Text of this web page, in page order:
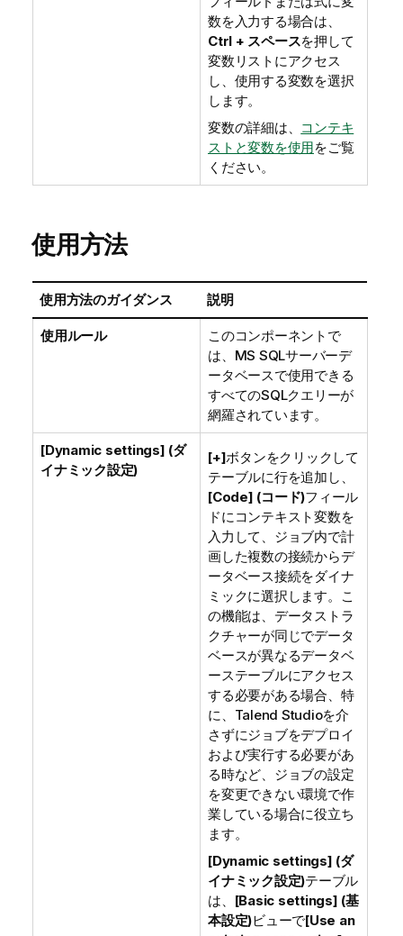
数を入力する場合は、
Ctrl + スペースを押して
変数リストにアクセス
し、使用する変数を選択
します。
変数の詳細は、 コンテキ
ストと変数を使用をご覧
ください。
使用方法
使用方法のガイダンス 説明
使用ルール
このコンポーネントで
は、MS SQLサーバーデ
ータベースで使用できる
すべてのSQLクエリーが
網羅されています。
[Dynamic settings] (ダ
イナミック設定)
[+]ボタンをクリックして
テーブルに行を追加し、
[Code] (コード)フィール
ドにコンテキスト変数を
入力して、ジョブ内で計
画した複数の接続からデ
ータベース接続をダイナ
ミックに選択します。こ
の機能は、データストラ
クチャーが同じでデータ
ベースが異なるデータベ
ーステーブルにアクセス
する必要がある場合、特
に、 Talend Studioを介
さずにジョブをデプロイ
および実行する必要があ
る時など、ジョブの設定
を変更できない環境で作
業している場合に役立ち
ます。
[Dynamic settings] (ダ
イナミック設定)テーブル
は、 [Basic settings] (基
本設定)ビューで[Use an